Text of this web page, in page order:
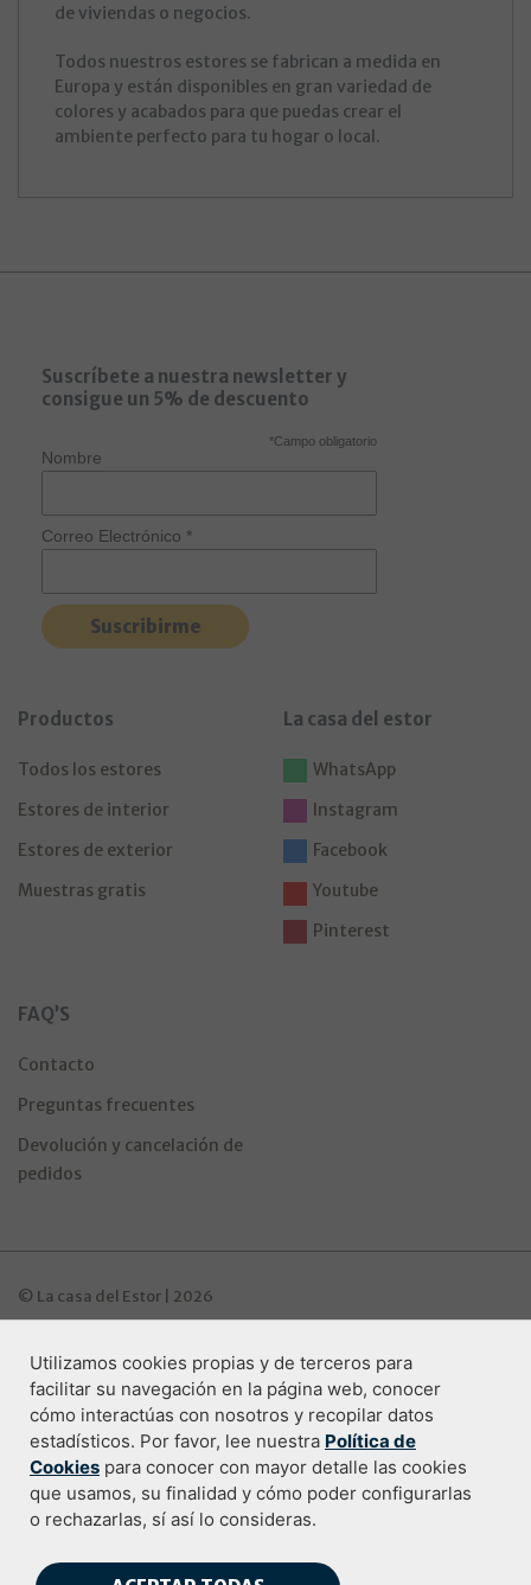
de viviendas o negocios.
Todos nuestros estores se fabrican a medida en
Europa y están disponibles en gran variedad de
colores y acabados para que puedas crear el
ambiente perfecto para tu hogar o local.
Suscríbete a nuestra newsletter y
consigue un 5% de descuento
*Campo obligatorio
Nombre
Correo Electrónico *
Productos
Todos los estores
Estores de interior
Estores de exterior
Muestras gratis
La casa del estor
WhatsApp
Instagram
Facebook
Youtube
Pinterest
FAQ’S
Contacto
Preguntas frecuentes
Devolución y cancelación de
pedidos
© La casa del Estor | 2026
Programa de ayudas Industria Digitala
Condiciones de compra
Política de privacidad
Aviso legal
Utilizamos cookies propias y de terceros para
facilitar su navegación en la página web, conocer
cómo interactúas con nosotros y recopilar datos
estadísticos. Por favor, lee nuestra Política de
Cookies para conocer con mayor detalle las cookies
que usamos, su finalidad y cómo poder configurarlas
o rechazarlas, sí así lo consideras.